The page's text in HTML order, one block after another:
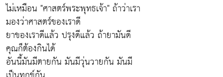
ไม่เหมือน "ศาสตร์พระพุทธเจ้า"ถ้าว่าเรา
มองว่าศาสตร์ของเราดี
ยาของเราดีแล้ว ปรุงดีแล้ว ถ้ายามันดี
คุณก็ต้องกินได้
อันนี้มันมีตายกัน มันมีวุ่นวายกัน มันมี